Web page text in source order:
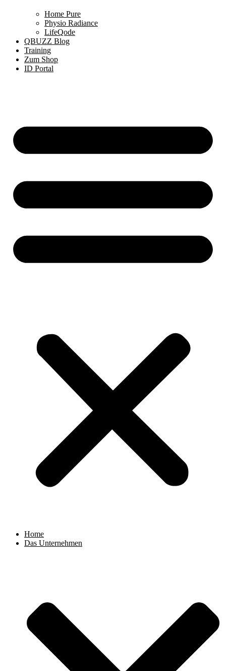
Home Pure
Physio Radiance
LifeQode
QBUZZ Blog
Training
Zum Shop
ID Portal
Home
Das Unternehmen